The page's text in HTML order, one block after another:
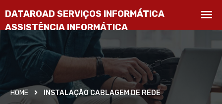
HOME INSTALAÇÃO CABLAGEM DE REDE